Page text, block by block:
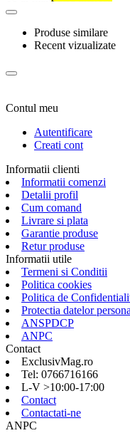
Produse similare
Recent vizualizate
Contul meu
Autentificare
Creati cont
Informatii clienti
Informatii comenzi
Detalii profil
Cum comand
Livrare si plata
Garantie produse
Retur produse
Informatii utile
Termeni si Conditii
Politica cookies
Politica de
Protectia datelor
ANSPDCP
ANPC
Contact
ExclusivMag.ro
Tel: 0766716166
L-V >10:00-17:00
Contact
Contactati-ne
ANPC